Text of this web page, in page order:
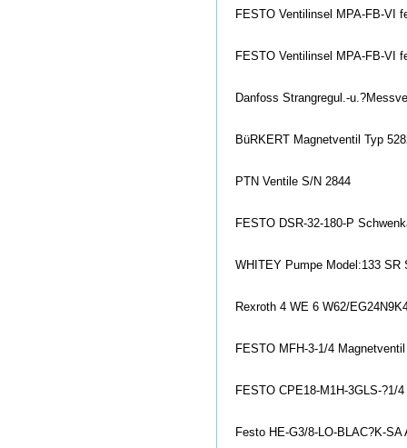
FESTO Ventilinsel MPA-FB-VI
FESTO Ventilinsel MPA-FB-VI
Danfoss Strangregul.-
BüRKERT Magnetventil Typ
PTN Ventile S/N 2844
FESTO DSR-32-180-P
WHITEY Pumpe Model:133 SR
Rexroth 4 WE 6 W62/
FESTO MFH-3-1/4
FESTO CPE18-M1H-3GLS-?1/
Festo HE-G3/8-LO-BLAC?K-SA